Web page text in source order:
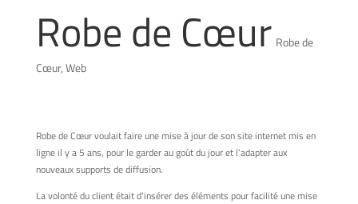
Robe de Cœur Robe de
Cœur,Web
Robe de Cœur voulait faire une mise à jour de son site internet mis en
ligne il y a 5 ans, pour le garder au goût du jour et l’adapter aux
nouveaux supports de diffusion.
La volonté du client était d’insérer des éléments pour facilité une mise